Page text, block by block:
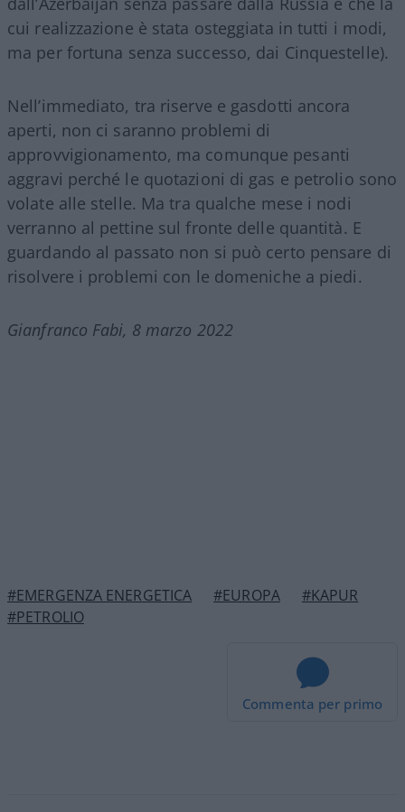
cui realizzazione è stata osteggiata in tutti i modi,
ma per fortuna senza successo, dai Cinquestelle).
Nell’immediato, tra riserve e gasdotti ancora
aperti, non ci saranno problemi di
approvvigionamento, ma comunque pesanti
aggravi perché le quotazioni di gas e petrolio sono
volate alle stelle. Ma tra qualche mese i nodi
verranno al pettine sul fronte delle quantità. E
guardando al passato non si può certo pensare di
risolvere i problemi con le domeniche a piedi.
Gianfranco Fabi, 8 marzo 2022
#EMERGENZA ENERGETICA #EUROPA
#KAPUR
#PETROLIO
Commenta per primo